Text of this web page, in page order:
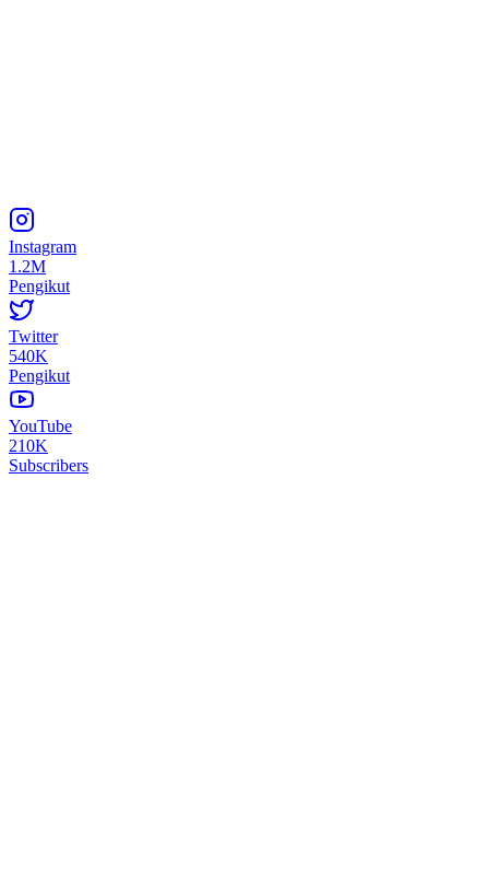
Instagram
1.2M
Pengikut
Twitter
540K
Pengikut
YouTube
210K
Subscribers